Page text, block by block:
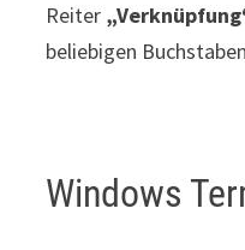
Reiter
beliebigen
Windows